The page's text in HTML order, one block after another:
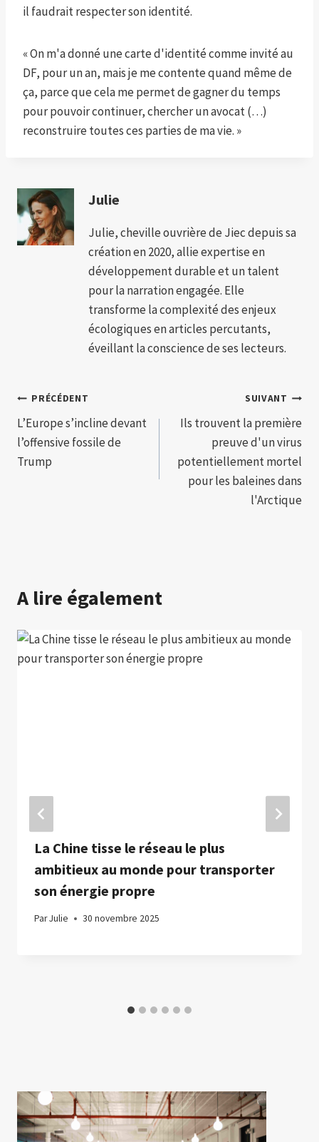
il faudrait respecter son identité.
« On m'a donné une carte d'identité comme invité au
DF, pour un an, mais je me contente quand même de
ça, parce que cela me permet de gagner du temps
pour pouvoir continuer, chercher un avocat (…)
reconstruire toutes ces parties de ma vie. »
Julie
Julie, cheville ouvrière de Jiec depuis sa
création en 2020, allie expertise en
développement durable et un talent
pour la narration engagée. Elle
transforme la complexité des enjeux
écologiques en articles percutants,
éveillant la conscience de ses lecteurs.
Navigation
de
l’article
PRÉCÉDENT
L’Europe s’incline devant
l’offensive fossile de
Trump
SUIVANT
Ils trouvent la première
preuve d'un virus
potentiellement mortel
pour les baleines dans
l'Arctique
A lire également
La Chine tisse le réseau le plus
ambitieux au monde pour transporter
son énergie propre
ParJulie 30 novembre 2025